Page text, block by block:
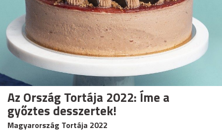
Az Ország Tortája 2022: Íme a
győztes desszertek!
Magyarország Tortája 2022